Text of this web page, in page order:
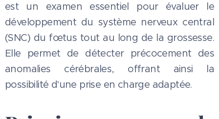
est un examen essentiel pour évaluer le
développement du système nerveux central
(SNC) du fœtus tout au long de la grossesse.
Elle permet de détecter précocement des
anomalies cérébrales, offrant ainsi la
possibilité d'une prise en charge adaptée.